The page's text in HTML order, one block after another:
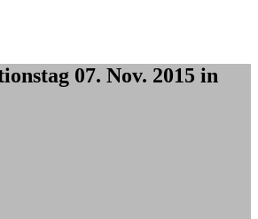
07. Nov. 2015 in